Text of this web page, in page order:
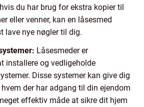
du har brug for ekstra kopier til
eller venner, kan en låsesmed
lave nye nøgler til dig.
Låsesmeder er
installere og vedligeholde
Disse systemer kan give dig
der har adgang til din ejendom
effektiv måde at sikre dit hjem